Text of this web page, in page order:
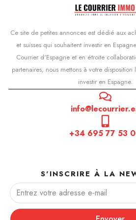
Ce site de petites annonces est dédié aux
et suisses qui souhaitent investir en
Courrier d'Espagne et en étroite
partenaires, nous mettons à votre
investir en Espagne.
+34 695 77 53
S'INSCRIRE À LA